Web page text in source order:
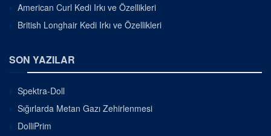
American Curl Kedi Irkı ve Özellikleri
British Longhair Kedi Irkı ve Özellikleri
SON YAZILAR
Spektra-Doll
Sığırlarda Metan Gazı Zehirlenmesi
DolliPrim